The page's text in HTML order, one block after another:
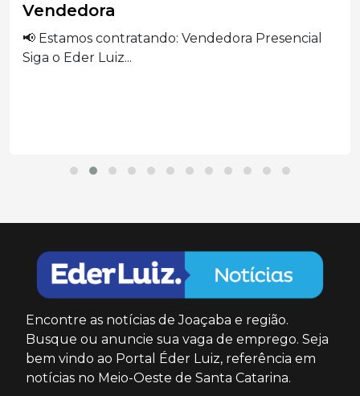
Vendedora
📢 Estamos contratando: Vendedora Presencial
Siga o Eder Luiz...
Encontre as notícias de Joaçaba e região.
Busque ou anuncie sua vaga de emprego. Seja
bem vindo ao Portal Éder Luiz, referência em
notícias no Meio-Oeste de Santa Catarina.